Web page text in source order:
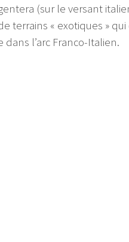
(sur le versant
terrains « exotiques »
l’arc Franco-Italien.